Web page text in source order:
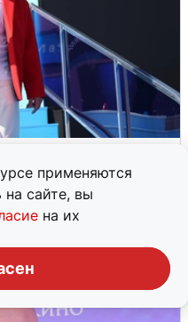
применяются
сайте, вы
на их
о новой